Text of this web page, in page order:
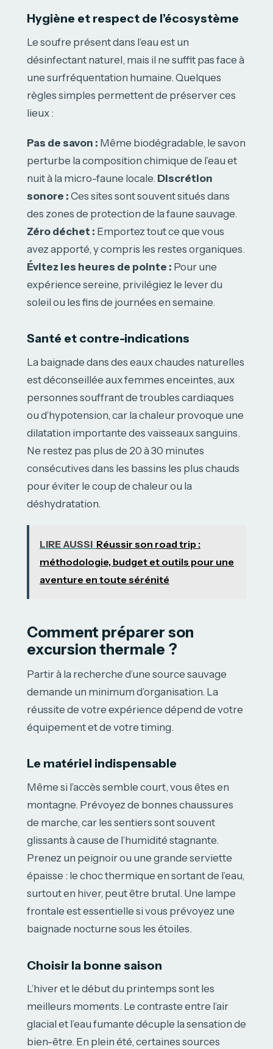
Hygiène et respect de l’écosystème
Le soufre présent dans l’eau est un
désinfectant naturel, mais il ne suffit pas face à
une surfréquentation humaine. Quelques
règles simples permettent de préserver ces
lieux :
Pas de savon : Même biodégradable, le savon
perturbe la composition chimique de l’eau et
nuit à la micro-faune locale. Discrétion
sonore : Ces sites sont souvent situés dans
des zones de protection de la faune sauvage.
Zéro déchet : Emportez tout ce que vous
avez apporté, y compris les restes organiques.
Évitez les heures de pointe : Pour une
expérience sereine, privilégiez le lever du
soleil ou les fins de journées en semaine.
Santé et contre-indications
La baignade dans des eaux chaudes naturelles
est déconseillée aux femmes enceintes, aux
personnes souffrant de troubles cardiaques
ou d’hypotension, car la chaleur provoque une
dilatation importante des vaisseaux sanguins.
Ne restez pas plus de 20 à 30 minutes
consécutives dans les bassins les plus chauds
pour éviter le coup de chaleur ou la
déshydratation.
LIRE AUSSI Réussir son road trip :
méthodologie, budget et outils pour une
aventure en toute sérénité
Comment préparer son
excursion thermale ?
Partir à la recherche d’une source sauvage
demande un minimum d’organisation. La
réussite de votre expérience dépend de votre
équipement et de votre timing.
Le matériel indispensable
Même si l’accès semble court, vous êtes en
montagne. Prévoyez de bonnes chaussures
de marche, car les sentiers sont souvent
glissants à cause de l’humidité stagnante.
Prenez un peignoir ou une grande serviette
épaisse : le choc thermique en sortant de l’eau,
surtout en hiver, peut être brutal. Une lampe
frontale est essentielle si vous prévoyez une
baignade nocturne sous les étoiles.
Choisir la bonne saison
L’hiver et le début du printemps sont les
meilleurs moments. Le contraste entre l’air
glacial et l’eau fumante décuple la sensation de
bien-être. En plein été, certaines sources